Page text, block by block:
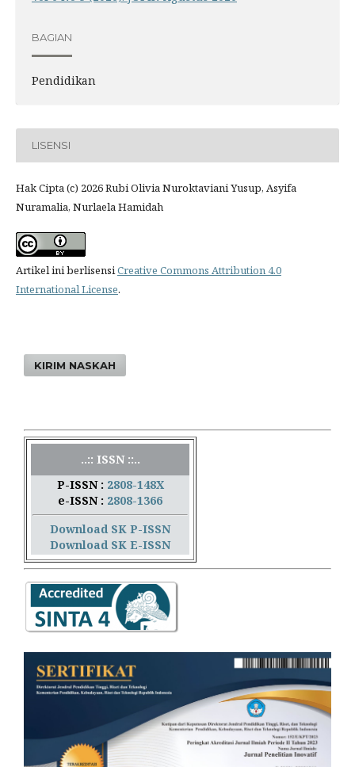
BAGIAN
Pendidikan
LISENSI
Hak Cipta (c) 2026 Rubi Olivia Nuroktaviani Yusup, Asyifa
Nuramalia, Nurlaela Hamidah
Artikel ini berlisensiCreative Commons Attribution 4.0
International License.
KIRIM NASKAH
..:: ISSN ::..
P-ISSN : 2808-148X
e-ISSN : 2808-1366
Download SK P-ISSN
Download SK E-ISSN